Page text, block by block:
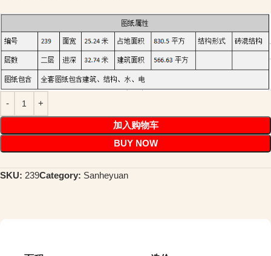
加入购物车
BUY NOW
SKU: 239Category: Sanheyuan